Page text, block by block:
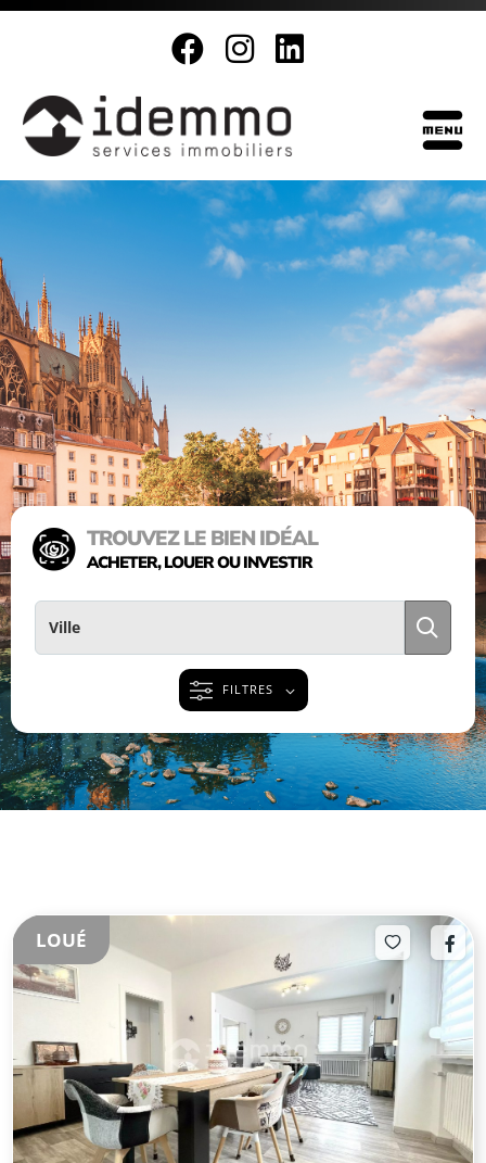
TROUVEZ LE BIEN IDÉAL
ACHETER, LOUER OU INVESTIR
FILTRES
LOUÉ